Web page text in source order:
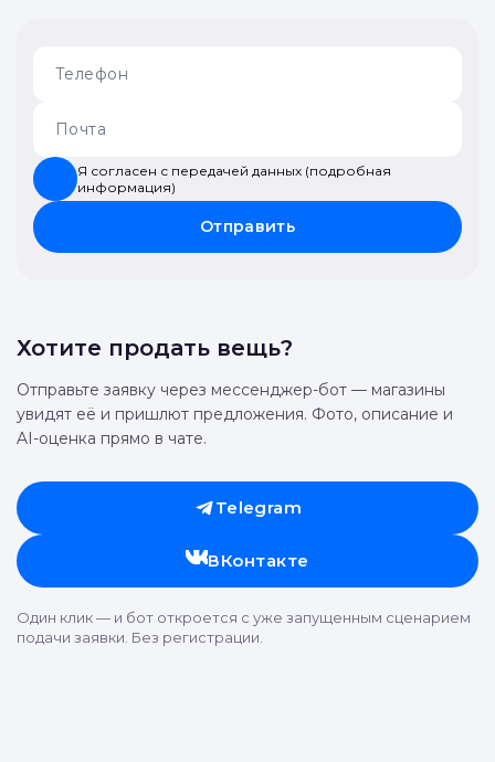
Я согласен с передачей данных (подробная
информация)
Отправить
Хотите продать вещь?
Отправьте заявку через мессенджер-бот — магазины
увидят её и пришлют предложения. Фото, описание и
AI-оценка прямо в чате.
Telegram
ВКонтакте
Один клик — и бот откроется с уже запущенным сценарием
подачи заявки. Без регистрации.